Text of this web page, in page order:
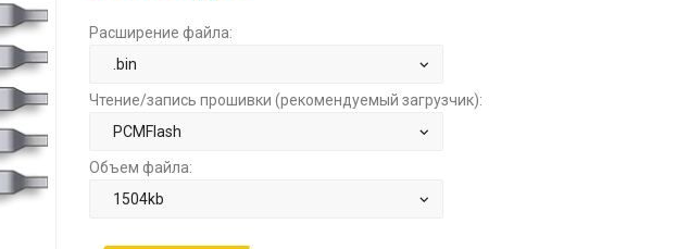
Расширение файла:
Чтение/запись прошивки (рекомендуемый загрузчик):
Объем файла: